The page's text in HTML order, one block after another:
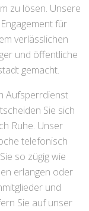
zu lösen. Unsere
für
verlässlichen
und öffentliche
gemacht.
Aufsperrdienst
Sie sich
Ruhe. Unser
telefonisch
so zügig wie
erlangen oder
und
Sie auf unser